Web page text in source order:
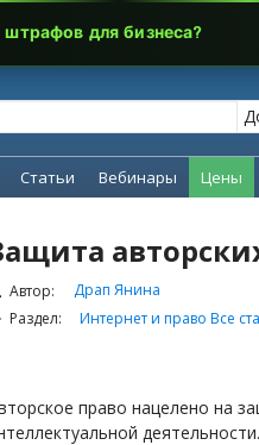
Статьи Вебинары Цены
Автор: Драп Янина
Раздел: Интернет и право Все
право нацелено на
штрафов для бизнеса?